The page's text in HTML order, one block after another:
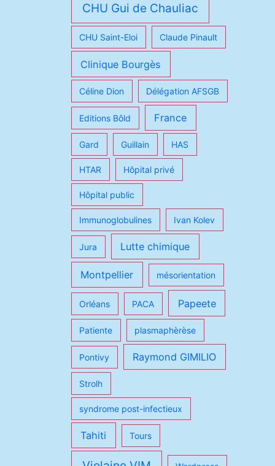
CHU Gui de Chauliac
CHU Saint-Eloi Claude Pinault
Clinique Bourgès
Céline Dion Délégation AFSGB
Editions Bôld France
Gard Guillain HAS
HTAR Hôpital privé
Hôpital public
Immunoglobulines Ivan Kolev
Jura Lutte chimique
Montpellier mésorientation
Orléans PACA Papeete
Patiente plasmaphèrèse
Pontivy Raymond GIMILIO
Strolh
syndrome post-infectieux
Tahiti Tours